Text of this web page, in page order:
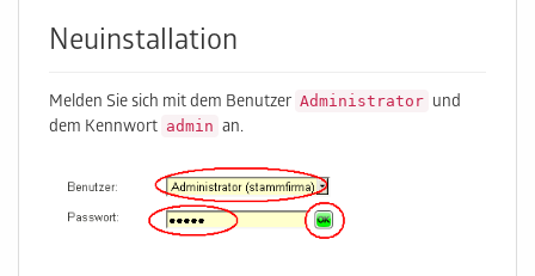
Neuinstallation
Melden Sie sich mit dem Benutzer Administrator und
dem Kennwort admin an.